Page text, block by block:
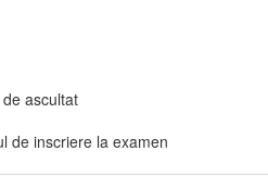
ascultat
de inscriere la examen